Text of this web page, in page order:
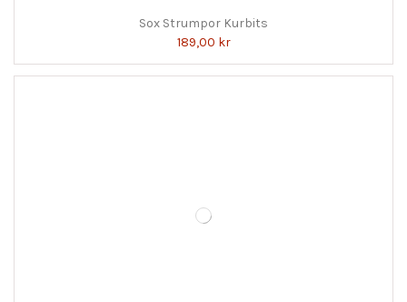
Sox Strumpor Kurbits
189,00 kr